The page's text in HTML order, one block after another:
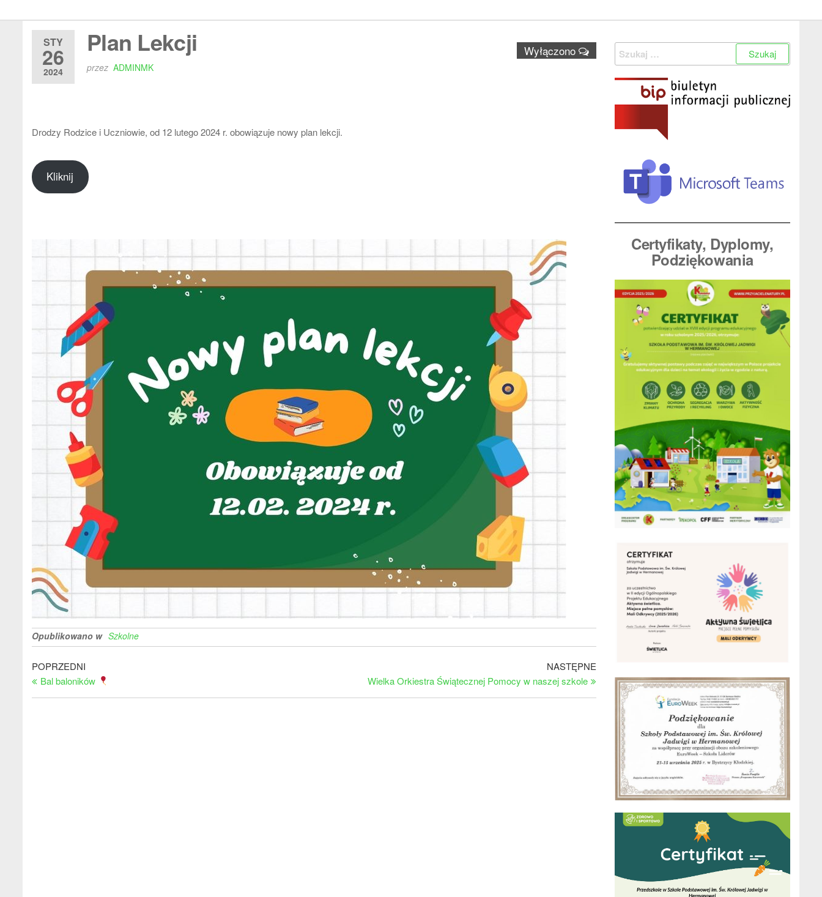
STY
26
2024
Wyłączono
Plan Lekcji
przez ADMINMK
Drodzy Rodzice i Uczniowie, od 12 lutego 2024 r. obowiązuje nowy plan lekcji.
Kliknij
Opublikowano w Szkolne
Nawigacja
wpisu
Poprzedni
wpis
POPRZEDNI
Bal baloników
Następny
wpis
NASTĘPNE
Wielka Orkiestra Świątecznej Pomocy w naszej szkole
Szukaj:
Certyfikaty, Dyplomy,
Podziękowania